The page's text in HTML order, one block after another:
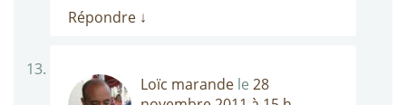
Répondre ↓
Loïc marande le 28